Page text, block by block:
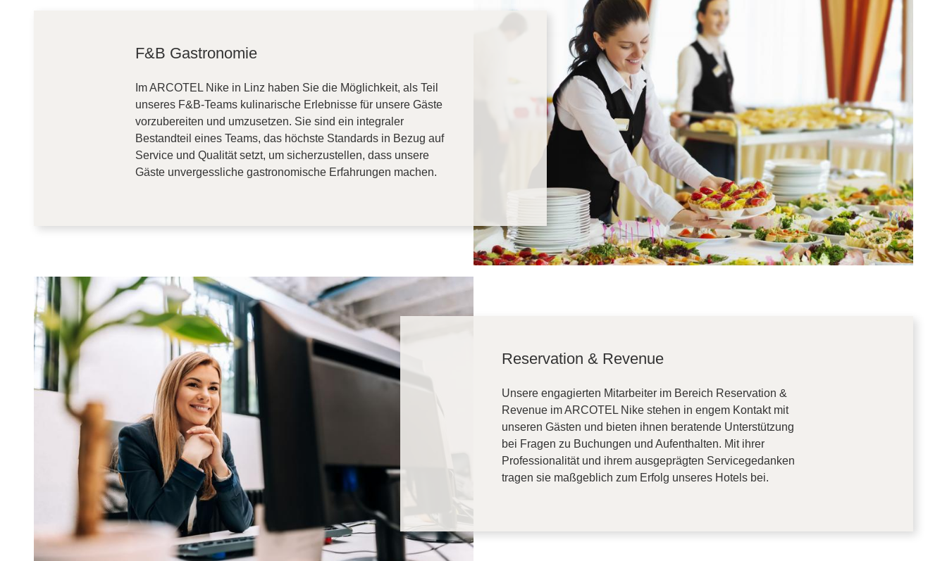
F&B Gastronomie
Im ARCOTEL Nike in Linz haben Sie die Möglichkeit, als Teil
unseres F&B-Teams kulinarische Erlebnisse für unsere Gäste
vorzubereiten und umzusetzen. Sie sind ein integraler
Bestandteil eines Teams, das höchste Standards in Bezug auf
Service und Qualität setzt, um sicherzustellen, dass unsere
Gäste unvergessliche gastronomische Erfahrungen machen.
Reservation & Revenue
Unsere engagierten Mitarbeiter im Bereich Reservation &
Revenue im ARCOTEL Nike stehen in engem Kontakt mit
unseren Gästen und bieten ihnen beratende Unterstützung
bei Fragen zu Buchungen und Aufenthalten. Mit ihrer
Professionalität und ihrem ausgeprägten Servicegedanken
tragen sie maßgeblich zum Erfolg unseres Hotels bei.